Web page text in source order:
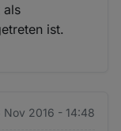
als
ist.
Nov 2016 - 14:48